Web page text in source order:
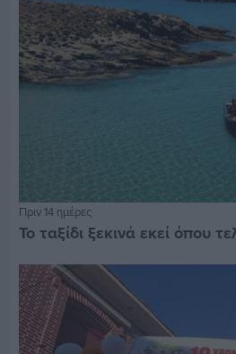
Πριν 14 ημέρες
Το ταξίδι ξεκινά εκεί όπου